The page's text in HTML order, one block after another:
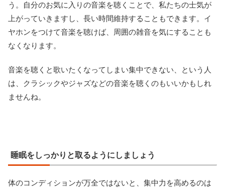
う。自分のお気に入りの音楽を聴くことで、私たちの士気が
上がっていきますし、長い時間維持することもできます。イ
ヤホンをつけて音楽を聴けば、周囲の雑音を気にすることも
なくなります。
音楽を聴くと歌いたくなってしまい集中できない、という人
は、クラシックやジャズなどの音楽を聴くのもいいかもしれ
ませんね。
睡眠をしっかりと取るようにしましょう
体のコンディションが万全ではないと、集中力を高めるのは